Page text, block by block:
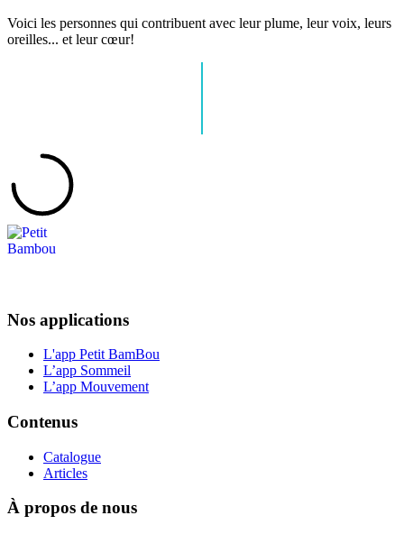
Voici les personnes qui contribuent avec leur plume, leur voix, leurs
oreilles... et leur cœur!
Nos applications
L'app Petit BamBou
L’app Sommeil
L’app Mouvement
Contenus
Catalogue
Articles
À propos de nous